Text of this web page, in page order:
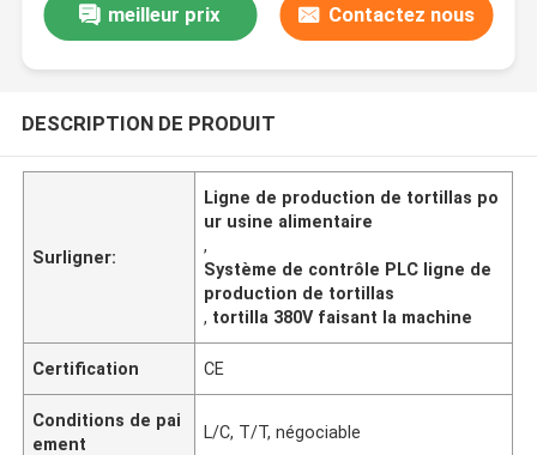
meilleur prix Contactez nous
DESCRIPTION DE PRODUIT
Surligner:
Ligne de production de tortillas po
ur usine alimentaire
,
Système de contrôle PLC ligne de
production de tortillas
, tortilla 380V faisant la machine
Certification CE
Conditions de pai
ement
L/C, T/T, négociable